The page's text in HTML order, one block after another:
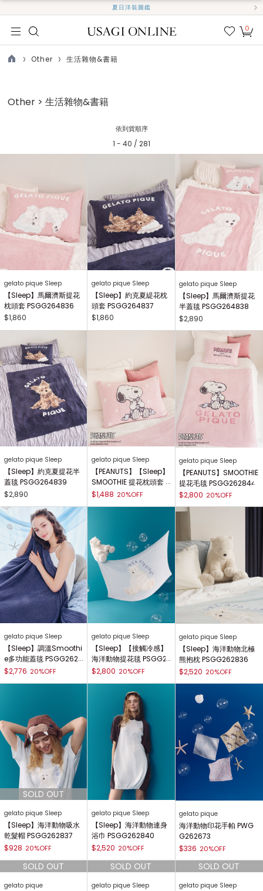
夏日洋裝圖鑑
我的
0
Other 生活雜物&書籍
Other > 生活雜物&書籍
依到貨順序
1 - 40 / 281
gelato pique Sleep
【Sleep】馬爾濟斯提花
枕頭套 PSGG264836
$1,860
gelato pique Sleep
【Sleep】約克夏緹花枕
頭套 PSGG264837
$1,860
gelato pique Sleep
【Sleep】馬爾濟斯提花
半蓋毯 PSGG264838
$2,890
gelato pique Sleep
【Sleep】約克夏提花半
蓋毯 PSGG264839
$2,890
gelato pique Sleep
【PEANUTS】【Sleep】
SMOOTHIE 提花枕頭套 P
SGG262843
$1,488 20%OFF
gelato pique Sleep
【PEANUTS】SMOOTHIE
提花毛毯 PSGG262844
$2,800 20%OFF
gelato pique Sleep
【Sleep】調溫Smoothi
e多功能蓋毯 PSGG2628
38
$2,776 20%OFF
gelato pique Sleep
【Sleep】【接觸冷感】
海洋動物提花毯 PSGG2
62835
$2,800 20%OFF
gelato pique Sleep
【Sleep】海洋動物北極
熊抱枕 PSGG262836
$2,520 20%OFF
gelato pique Sleep
【Sleep】海洋動物吸水
乾髮帽 PSGG262837
$928 20%OFF
gelato pique Sleep
【Sleep】海洋動物連身
浴巾 PSGG262840
$2,520 20%OFF
gelato pique
海洋動物印花手帕 PWG
G262673
$336 20%OFF
gelato pique gelato pique Sleep gelato pique Sleep